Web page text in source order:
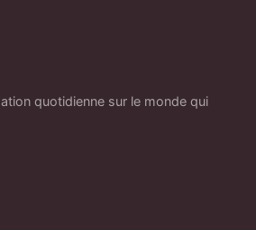
quotidienne sur le monde qui